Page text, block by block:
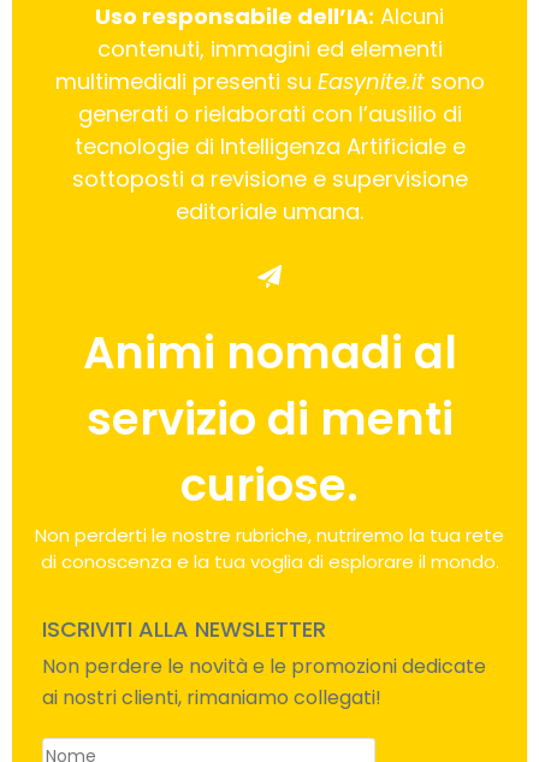
Uso responsabile dell’IA: Alcuni
contenuti, immagini ed elementi
multimediali presenti su Easynite.itsono
generati o rielaborati con l’ausilio di
tecnologie di Intelligenza Artificiale e
sottoposti a revisione e supervisione
editoriale umana.
Animi nomadi al
servizio di menti
curiose.
Non perderti le nostre rubriche, nutriremo la tua rete
di conoscenza e la tua voglia di esplorare il mondo.
ISCRIVITI ALLA NEWSLETTER
Non perdere le novità e le promozioni dedicate
ai nostri clienti, rimaniamo collegati!